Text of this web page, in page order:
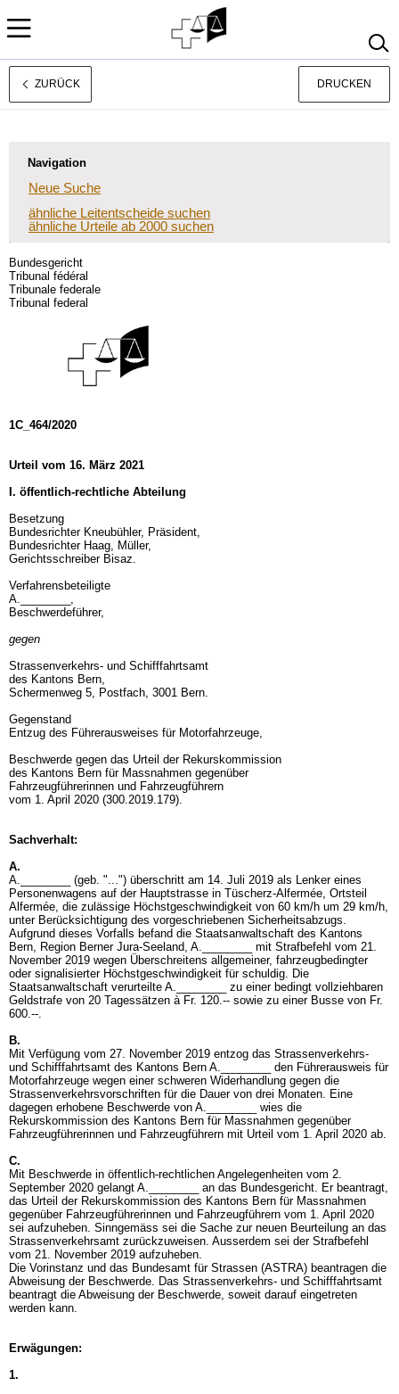
Français
ZURÜCK DRUCKEN
Navigation
Neue Suche
ähnliche Leitentscheide suchen
ähnliche Urteile ab 2000 suchen
Bundesgericht
Tribunal fédéral
Tribunale federale
Tribunal federal
1C_464/2020
Urteil vom 16. März 2021
I. öffentlich-rechtliche Abteilung
Besetzung
Bundesrichter Kneubühler, Präsident,
Bundesrichter Haag, Müller,
Gerichtsschreiber Bisaz.
Verfahrensbeteiligte
A.________,
Beschwerdeführer,
gegen
Strassenverkehrs- und Schifffahrtsamt
des Kantons Bern,
Schermenweg 5, Postfach, 3001 Bern.
Gegenstand
Entzug des Führerausweises für Motorfahrzeuge,
Beschwerde gegen das Urteil der Rekurskommission
des Kantons Bern für Massnahmen gegenüber
Fahrzeugführerinnen und Fahrzeugführern
vom 1. April 2020 (300.2019.179).
Sachverhalt:
A.
A.________ (geb. "...") überschritt am 14. Juli 2019 als Lenker eines
Personenwagens auf der Hauptstrasse in Tüscherz-Alfermée, Ortsteil
Alfermée, die zulässige Höchstgeschwindigkeit von 60 km/h um 29 km/h,
unter Berücksichtigung des vorgeschriebenen Sicherheitsabzugs.
Aufgrund dieses Vorfalls befand die Staatsanwaltschaft des Kantons
Bern, Region Berner Jura-Seeland, A.________ mit Strafbefehl vom 21.
November 2019 wegen Überschreitens allgemeiner, fahrzeugbedingter
oder signalisierter Höchstgeschwindigkeit für schuldig. Die
Staatsanwaltschaft verurteilte A.________ zu einer bedingt vollziehbaren
Geldstrafe von 20 Tagessätzen à Fr. 120.-- sowie zu einer Busse von Fr.
600.--.
B.
Mit Verfügung vom 27. November 2019 entzog das Strassenverkehrs-
und Schifffahrtsamt des Kantons Bern A.________ den Führerausweis für
Motorfahrzeuge wegen einer schweren Widerhandlung gegen die
Strassenverkehrsvorschriften für die Dauer von drei Monaten. Eine
dagegen erhobene Beschwerde von A.________ wies die
Rekurskommission des Kantons Bern für Massnahmen gegenüber
Fahrzeugführerinnen und Fahrzeugführern mit Urteil vom 1. April 2020 ab.
C.
Mit Beschwerde in öffentlich-rechtlichen Angelegenheiten vom 2.
September 2020 gelangt A.________ an das Bundesgericht. Er beantragt,
das Urteil der Rekurskommission des Kantons Bern für Massnahmen
gegenüber Fahrzeugführerinnen und Fahrzeugführern vom 1. April 2020
sei aufzuheben. Sinngemäss sei die Sache zur neuen Beurteilung an das
Strassenverkehrsamt zurückzuweisen. Ausserdem sei der Strafbefehl
vom 21. November 2019 aufzuheben.
Die Vorinstanz und das Bundesamt für Strassen (ASTRA) beantragen die
Abweisung der Beschwerde. Das Strassenverkehrs- und Schifffahrtsamt
beantragt die Abweisung der Beschwerde, soweit darauf eingetreten
werden kann.
Erwägungen:
1.